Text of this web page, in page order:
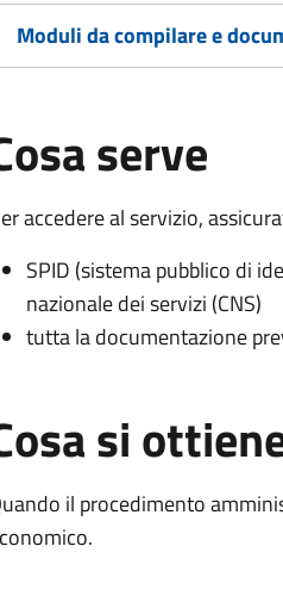
Moduli da compilare e
serve
accedere al servizio,
SPID (sistema pubblico di
nazionale dei servizi (CNS)
tutta la documentazione
si
il procedimento